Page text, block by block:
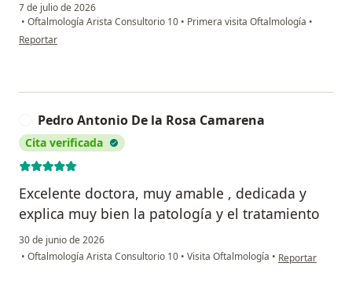
7 de julio de 2026
• Oftalmología Arista Consultorio 10 • Primera visita Oftalmología •
en opinión del usuario Angélica
Reportar
Pedro Antonio De la Rosa Camarena
Cita verificada
Excelente doctora, muy amable , dedicada y
explica muy bien la patología y el tratamiento
30 de junio de 2026
• Oftalmología Arista Consultorio 10 • Visita Oftalmología • en opinión del
Reportar